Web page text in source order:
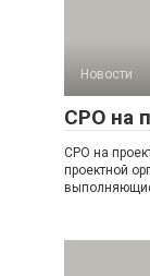
Новости
СРО на
СРО на
проектной